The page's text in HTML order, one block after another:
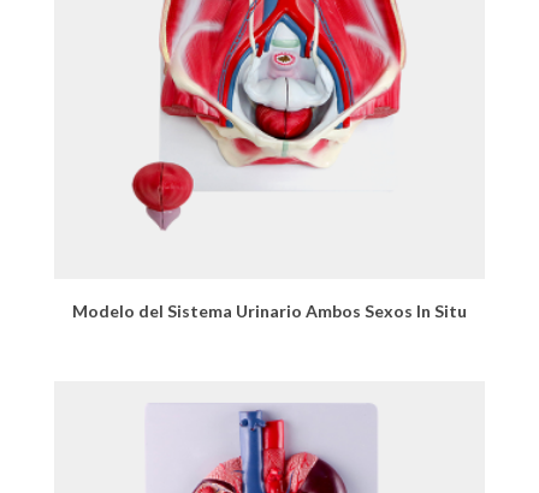
Modelo del Sistema Urinario Ambos Sexos In Situ